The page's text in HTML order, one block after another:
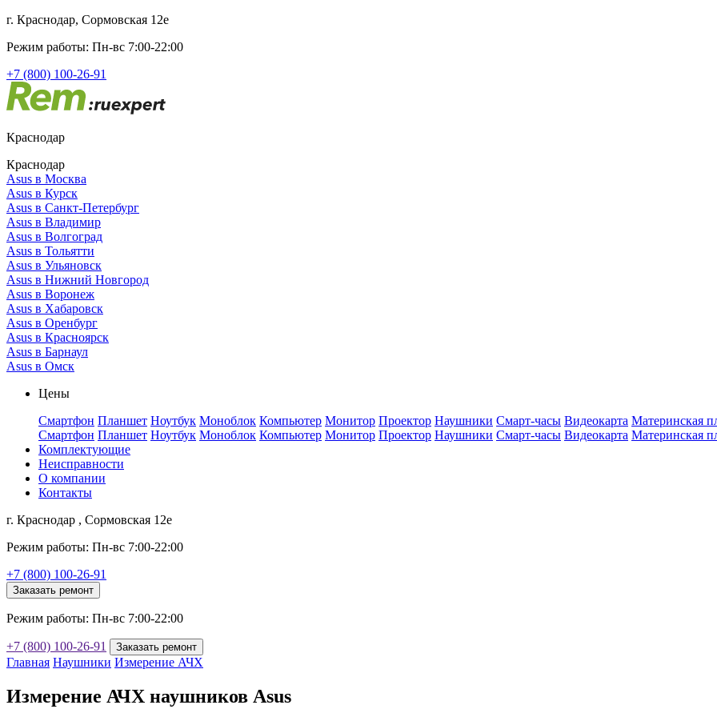
г. Краснодар, Сормовская 12е
Режим работы: Пн-вс 7:00-22:00
+7 (800) 100-26-91
Краснодар
Краснодар
Asus в Москва
Asus в Курск
Asus в Санкт-Петербург
Asus в Владимир
Asus в Волгоград
Asus в Тольятти
Asus в Ульяновск
Asus в Нижний Новгород
Asus в Воронеж
Asus в Хабаровск
Asus в Оренбург
Asus в Красноярск
Asus в Барнаул
Asus в Омск
Цены
Смартфон Планшет Ноутбук Моноблок Компьютер Монитор Проектор Наушники Смарт-часы Видеокарта Материнская
Смартфон Планшет Ноутбук Моноблок Компьютер Монитор Проектор Наушники Смарт-часы Видеокарта Материнская
Комплектующие
Неисправности
О компании
Контакты
г. Краснодар , Сормовская 12е
Режим работы: Пн-вс 7:00-22:00
+7 (800) 100-26-91
Заказать ремонт
Режим работы: Пн-вс 7:00-22:00
+7 (800) 100-26-91 Заказать ремонт
Главная Наушники Измерение АЧХ
Измерение АЧХ наушников Asus